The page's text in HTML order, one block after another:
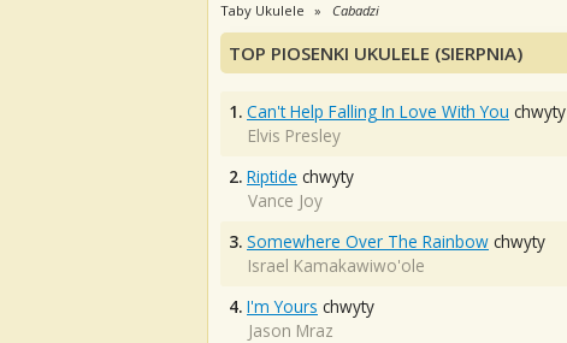
Taby Ukulele Cabadzi
TOP PIOSENKI UKULELE (SIERPNIA)
1. Can't Help Falling In Love With You chwyty
Elvis Presley
2. Riptide chwyty
Vance Joy
3. Somewhere Over The Rainbow chwyty
Israel Kamakawiwo'ole
4. I'm Yours chwyty
Jason Mraz